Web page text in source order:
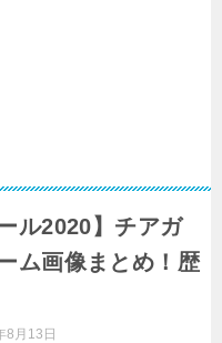
ル2020】チアガ
ム画像まとめ！歴
8月13日